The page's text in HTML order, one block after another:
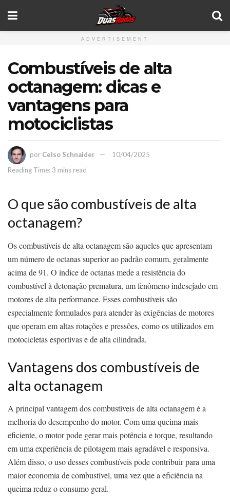
ADVERTISEMENT
Combustíveis de alta
octanagem: dicas e
vantagens para
motociclistas
por Celso Schnaider
10/04/2025
Reading Time: 3 mins read
O que são combustíveis de alta
octanagem?
Os combustíveis de alta octanagem são aqueles que apresentam
um número de octanas superior ao padrão comum, geralmente
acima de 91. O índice de octanas mede a resistência do
combustível à detonação prematura, um fenômeno indesejado em
motores de alta performance. Esses combustíveis são
especialmente formulados para atender às exigências de motores
que operam em altas rotações e pressões, como os utilizados em
motocicletas esportivas e de alta cilindrada.
Vantagens dos combustíveis de
alta octanagem
A principal vantagem dos combustíveis de alta octanagem é a
melhoria do desempenho do motor. Com uma queima mais
eficiente, o motor pode gerar mais potência e torque, resultando
em uma experiência de pilotagem mais agradável e responsiva.
Além disso, o uso desses combustíveis pode contribuir para uma
maior economia de combustível, uma vez que a eficiência na
queima reduz o consumo geral.